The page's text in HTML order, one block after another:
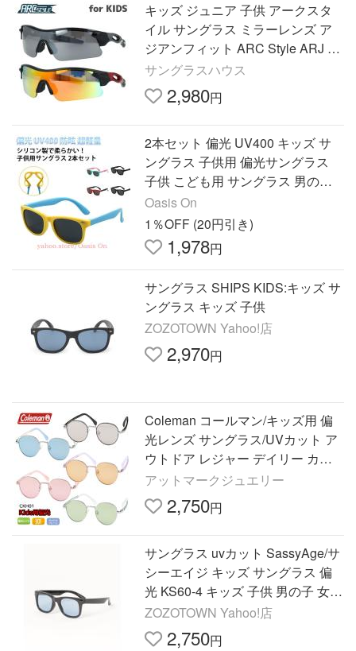
キッズ ジュニア 子供 アークスタ
イル サングラス ミラーレンズ ア
ジアンフィット ARC Style ARJ 20
07（ARJ2007） 全2カラー 120 U
Vカット プレゼント ギフト
サングラスハウス
2,980円
2本セット 偏光 UV400 キッズ サ
ングラス 子供用 偏光サングラス
子供 こども用 サングラス 男の子
女の子 軽量 UVカット おしゃれ か
わ
Oasis On
1％OFF (20円引き)
1,978円
サングラス SHIPS KIDS:キッズ サ
ングラス キッズ 子供
ZOZOTOWN Yahoo!店
2,970円
Coleman コールマン/キッズ用 偏
光レンズ サングラス/UVカット ア
ウトドア レジャー デイリー カラ
ーレンズ CKH01-1/CKH01-2/CKH
01-3/CKH01-4/CKH01-5/オプチ
アットマークジュエリー
2,750円
サングラス uvカット SassyAge/サ
シーエイジ キッズ サングラス 偏
光 KS60-4 キッズ 子供 男の子 女の
子
ZOZOTOWN Yahoo!店
2,750円